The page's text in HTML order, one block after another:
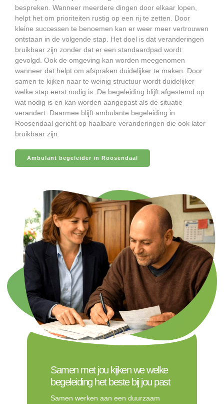
bespreken. Wanneer meerdere dingen door elkaar lopen,
helpt het om prioriteiten rustig op een rij te zetten. Door
kleine successen te benoemen kan er weer meer vertrouwen
ontstaan in de volgende stap. Het doel is dat veranderingen
bruikbaar zijn zonder dat er een standaardpad wordt
gevolgd. Ook de omgeving kan worden meegenomen
wanneer dat helpt om afspraken duidelijker te maken. Door
samen te kijken naar te weinig structuur wordt duidelijker
welke stap eerst nodig is. De begeleiding blijft afgestemd op
wat nodig is en kan worden aangepast als de situatie
verandert. Daarmee blijft ambulante begeleiding in
Roosendaal gericht op haalbare veranderingen die ook later
bruikbaar zijn.
Ambulant begeleider in Roosendaal
Samen met jou kijken we welke
begeleiding het beste bij jou past
Samen werken aan een duurzaam